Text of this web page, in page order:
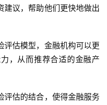
建议，帮助他们更快地做出
评估模型，金融机构可以更
，从而推荐合适的金融产
评估的结合，使得金融服务